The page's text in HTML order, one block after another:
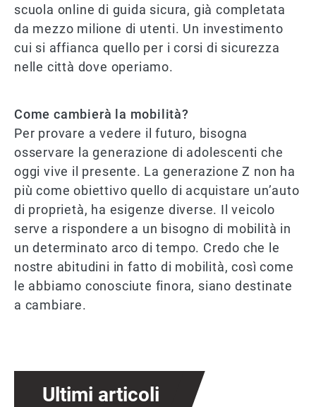
scuola online di guida sicura, già completata
da mezzo milione di utenti. Un investimento
cui si affianca quello per i corsi di sicurezza
nelle città dove operiamo.
Come cambierà la mobilità?
Per provare a vedere il futuro, bisogna
osservare la generazione di adolescenti che
oggi vive il presente. La generazione Z non ha
più come obiettivo quello di acquistare un’auto
di proprietà, ha esigenze diverse. Il veicolo
serve a rispondere a un bisogno di mobilità in
un determinato arco di tempo. Credo che le
nostre abitudini in fatto di mobilità, così come
le abbiamo conosciute finora, siano destinate
a cambiare.
Ultimi articoli